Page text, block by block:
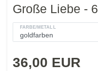
Große Liebe - 6
FARBE/METALL
36,00 EUR